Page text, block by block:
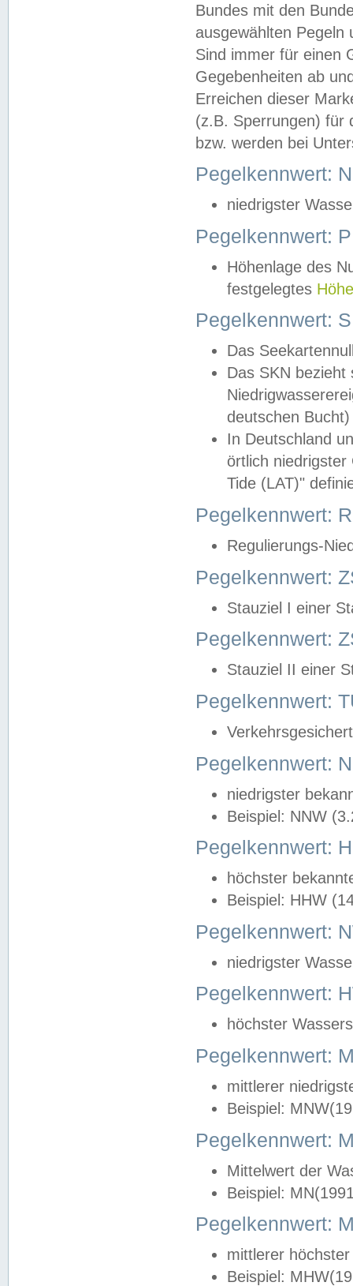
Bundes mit den
ausgewählten
Sind immer für einen
Gegebenheiten ab
Erreichen dieser
(z.B. Sperrungen) für
bzw. werden bei
Pegelkennwert:
niedrigster
Pegelkennwert:
Höhenlage des
festgelegtes
Pegelkennwert:
Das
Das SKN
deutschen
In Deutschland
örtlich
Tide (LAT)"
Pegelkennwert:
Regulierungs-
Pegelkennwert:
Stauziel I einer
Pegelkennwert:
Stauziel II einer
Pegelkennwert:
Pegelkennwert:
niedrigster
Beispiel: NNW
Pegelkennwert:
höchster
Beispiel: HHW
Pegelkennwert:
niedrigster
Pegelkennwert:
höchster
Pegelkennwert:
mittlerer
Beispiel:
Pegelkennwert:
Mittelwert der
Beispiel:
Pegelkennwert:
mittlerer
Beispiel: